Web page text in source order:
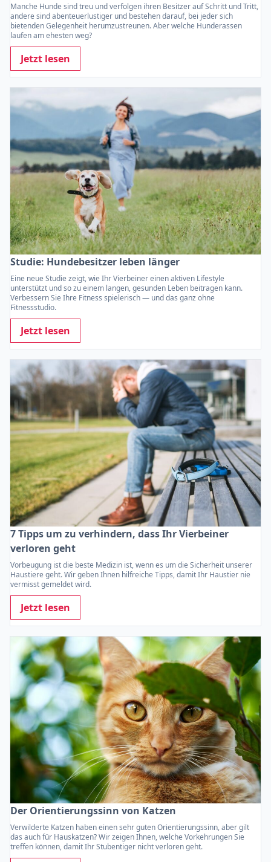
Manche Hunde sind treu und verfolgen ihren Besitzer auf Schritt und Tritt,
andere sind abenteuerlustiger und bestehen darauf, bei jeder sich
bietenden Gelegenheit herumzustreunen. Aber welche Hunderassen
laufen am ehesten weg?
Jetzt lesen
Studie: Hundebesitzer leben länger
Eine neue Studie zeigt, wie Ihr Vierbeiner einen aktiven Lifestyle
unterstützt und so zu einem langen, gesunden Leben beitragen kann.
Verbessern Sie Ihre Fitness spielerisch — und das ganz ohne
Fitnessstudio.
Jetzt lesen
7 Tipps um zu verhindern, dass Ihr Vierbeiner
verloren geht
Vorbeugung ist die beste Medizin ist, wenn es um die Sicherheit unserer
Haustiere geht. Wir geben Ihnen hilfreiche Tipps, damit Ihr Haustier nie
vermisst gemeldet wird.
Jetzt lesen
Der Orientierungssinn von Katzen
Verwilderte Katzen haben einen sehr guten Orientierungssinn, aber gilt
das auch für Hauskatzen? Wir zeigen Ihnen, welche Vorkehrungen Sie
treffen können, damit Ihr Stubentiger nicht verloren geht.